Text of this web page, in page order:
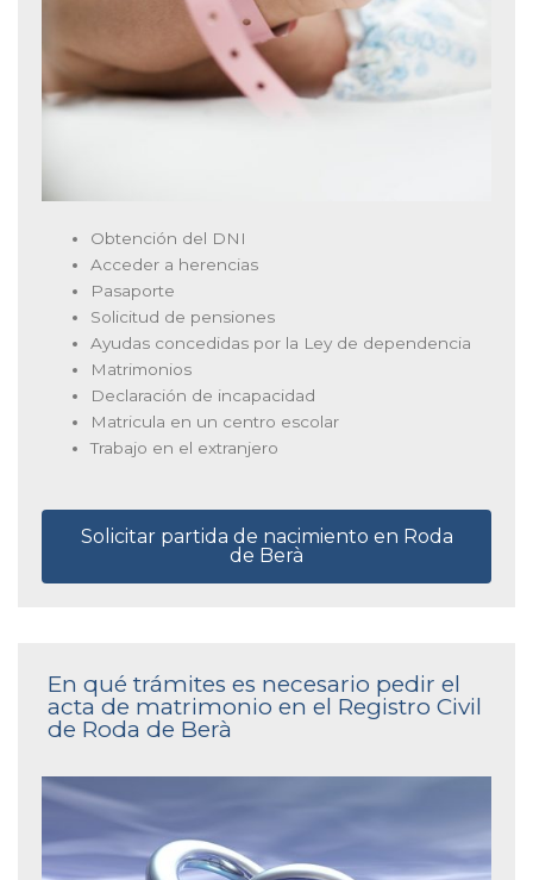
Obtención del DNI
Acceder a herencias
Pasaporte
Solicitud de pensiones
Ayudas concedidas por la Ley de dependencia
Matrimonios
Declaración de incapacidad
Matricula en un centro escolar
Trabajo en el extranjero
Solicitar partida de nacimiento en Roda
de Berà
En qué trámites es necesario pedir el
acta de matrimonio en el Registro Civil
de Roda de Berà